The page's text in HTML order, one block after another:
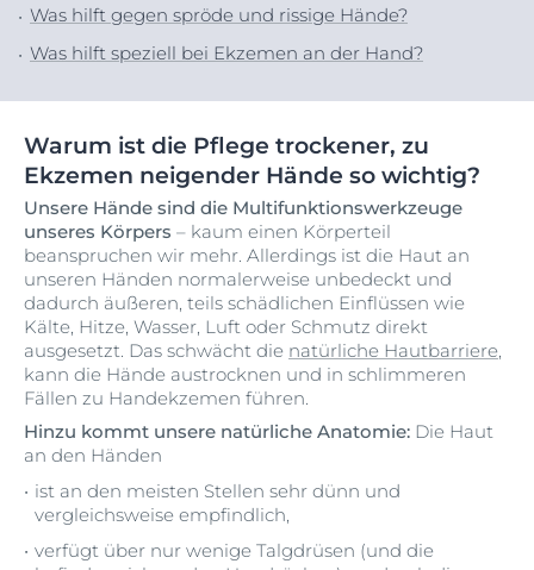
Was hilft gegen spröde und rissige Hände?
Was hilft speziell bei Ekzemen an der Hand?
Warum ist die Pflege trockener, zu
Ekzemen neigender Hände so wichtig?
Unsere Hände sind die Multifunktionswerkzeuge
unseres Körpers – kaum einen Körperteil
beanspruchen wir mehr. Allerdings ist die Haut an
unseren Händen normalerweise unbedeckt und
dadurch äußeren, teils schädlichen Einflüssen wie
Kälte, Hitze, Wasser, Luft oder Schmutz direkt
ausgesetzt. Das schwächt die natürliche Hautbarriere,
kann die Hände austrocknen und in schlimmeren
Fällen zu Handekzemen führen.
Hinzu kommt unsere natürliche Anatomie: Die Haut
an den Händen
ist an den meisten Stellen sehr dünn und
vergleichsweise empfindlich,
verfügt über nur wenige Talgdrüsen (und die